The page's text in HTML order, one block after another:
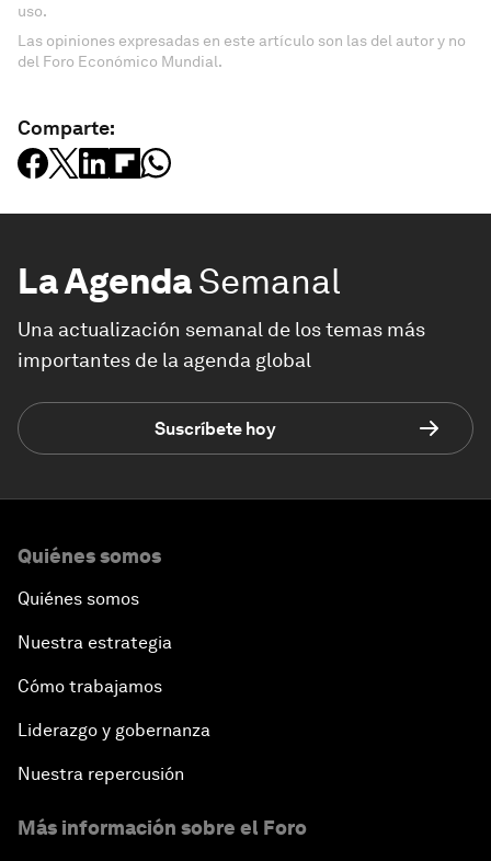
uso.
Las opiniones expresadas en este artículo son las del autor y no
del Foro Económico Mundial.
Comparte:
La AgendaSemanal
Una actualización semanal de los temas más
importantes de la agenda global
Suscríbete hoy
Quiénes somos
Quiénes somos
Nuestra estrategia
Cómo trabajamos
Liderazgo y gobernanza
Nuestra repercusión
Más información sobre el Foro